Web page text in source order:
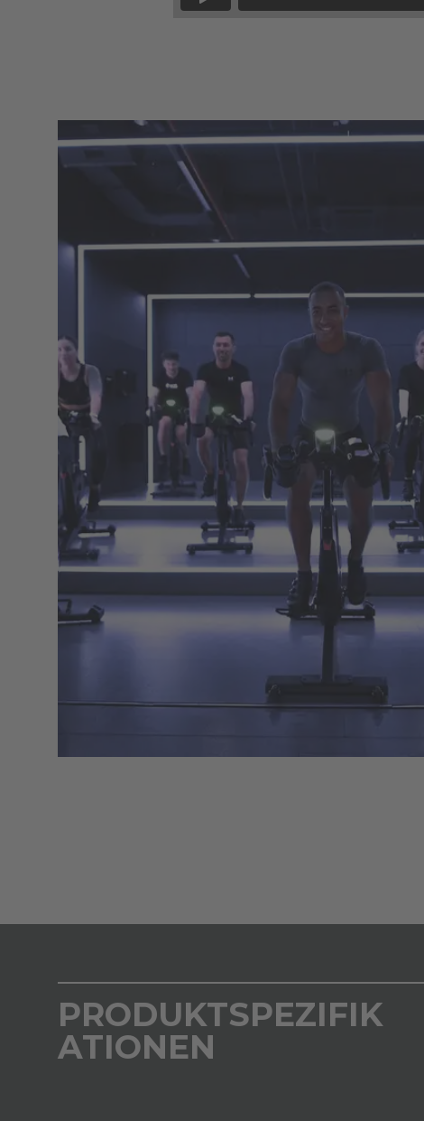
PRODUKTSPEZIFIK
ATIONEN